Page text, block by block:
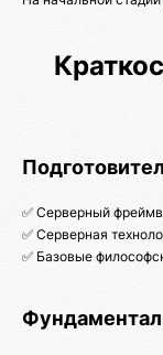
✅ Серверный
✅ Серверная
✅ Базовые